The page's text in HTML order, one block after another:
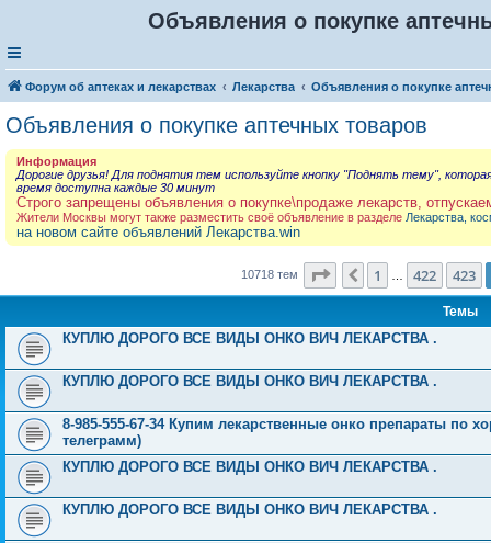
Объявления о покупке
Форум об аптеках и лекарствах Лекарства Объявления о покупке
Объявления о покупке аптечных товаров
Информация
Дорогие друзья! Для поднятия тем используйте кнопку "Поднять тему",
время доступна каждые 30 минут
Строго запрещены объявления о покупке\продаже лекарств,
Жители Москвы могут также разместить своё объявление в разделе Лекарства,
на новом сайте объявлений Лекарства.win
10718 тем Страница 424из 429
Пред.
1 422 423
Темы
КУПЛЮ ДОРОГО ВСЕ ВИДЫ ОНКО ВИЧ ЛЕКАРСТВА .
КУПЛЮ ДОРОГО ВСЕ ВИДЫ ОНКО ВИЧ ЛЕКАРСТВА .
8-985-555-67-34 Купим лекарственные онко препараты по
телеграмм)
КУПЛЮ ДОРОГО ВСЕ ВИДЫ ОНКО ВИЧ ЛЕКАРСТВА .
КУПЛЮ ДОРОГО ВСЕ ВИДЫ ОНКО ВИЧ ЛЕКАРСТВА .